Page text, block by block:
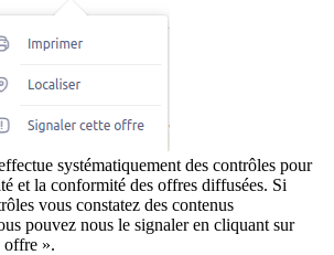
systématiquement des contrôles pour
et la conformité des offres diffusées. Si
vous constatez des contenus
pouvez nous le signaler en cliquant sur
offre ».